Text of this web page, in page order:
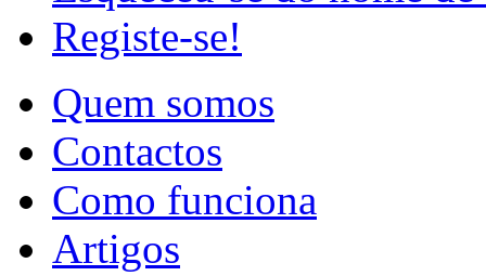
Registe-se!
Quem somos
Contactos
Como funciona
Artigos